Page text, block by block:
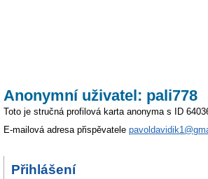
Anonymní uživatel: pali778
Toto je stručná profilová karta anonyma s ID
E-mailová adresa přispěvatele
Přihlášení